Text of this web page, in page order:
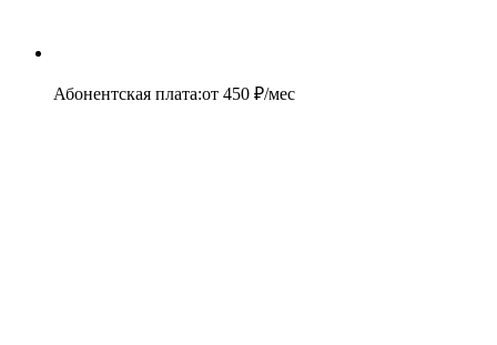
Абонентская плата:от 450 ₽/мес